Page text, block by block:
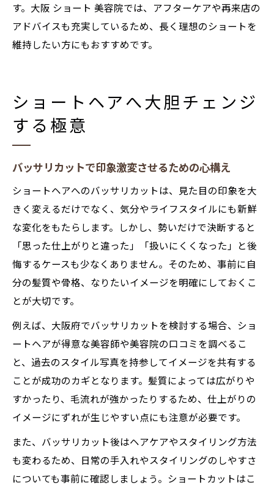
す。大阪 ショート 美容院では、アフターケアや再来店の
アドバイスも充実しているため、長く理想のショートを
維持したい方にもおすすめです。
ショートヘアへ大胆チェンジ
する極意
バッサリカットで印象激変させるための心構え
ショートヘアへのバッサリカットは、見た目の印象を大
きく変えるだけでなく、気分やライフスタイルにも新鮮
な変化をもたらします。しかし、勢いだけで決断すると
「思った仕上がりと違った」「扱いにくくなった」と後
悔するケースも少なくありません。そのため、事前に自
分の髪質や骨格、なりたいイメージを明確にしておくこ
とが大切です。
例えば、大阪府でバッサリカットを検討する場合、ショ
ートヘアが得意な美容師や美容院の口コミを調べるこ
と、過去のスタイル写真を持参してイメージを共有する
ことが成功のカギとなります。髪質によっては広がりや
すかったり、毛流れが強かったりするため、仕上がりの
イメージにずれが生じやすい点にも注意が必要です。
また、バッサリカット後はヘアケアやスタイリング方法
も変わるため、日常の手入れやスタイリングのしやすさ
についても事前に確認しましょう。ショートカットはこ